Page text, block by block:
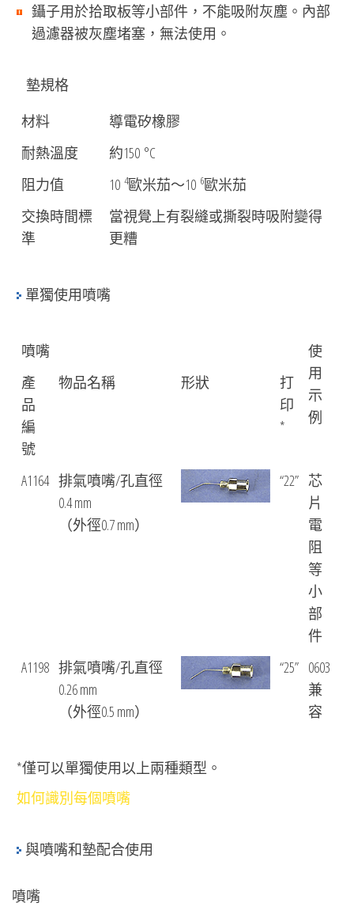
鑷子用於拾取板等小部件，不能吸附灰塵。內部
過濾器被灰塵堵塞，無法使用。
墊規格
材料
導電矽橡膠
耐熱溫度
約150 °C
阻力值
10 4歐米茄〜10 6歐米茄
交換時間標
準
當視覺上有裂縫或撕裂時吸附變得
更糟
單獨使用噴嘴
噴嘴
使
用
示
例
產
品
編
號
物品名稱 形狀
打
印
*
A1164 排氣噴嘴/孔直徑
0.4 mm
（外徑0.7 mm）
“22” 芯
片
電
阻
等
小
部
件
A1198 排氣噴嘴/孔直徑
0.26 mm
（外徑0.5 mm）
“25” 0603
兼
容
*僅可以單獨使用以上兩種類型。
如何識別每個噴嘴
與噴嘴和墊配合使用
噴嘴